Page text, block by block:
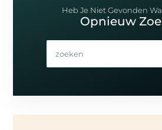
Heb Je Niet Gevonden
Opnieuw